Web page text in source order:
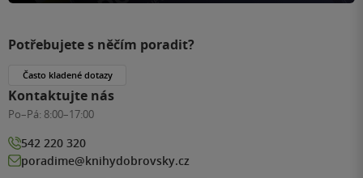
Potřebujete s něčím poradit?
Často kladené dotazy
Kontaktujte nás
Po–Pá: 8:00–17:00
542 220 320
poradime@knihydobrovsky.cz